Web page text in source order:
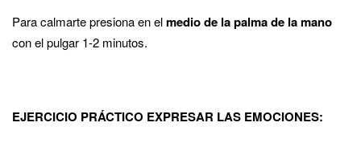
Para calmarte presiona en elmedio de la palma de la mano
con el pulgar 1-2 minutos.
EJERCICIO PRÁCTICO EXPRESAR LAS EMOCIONES: